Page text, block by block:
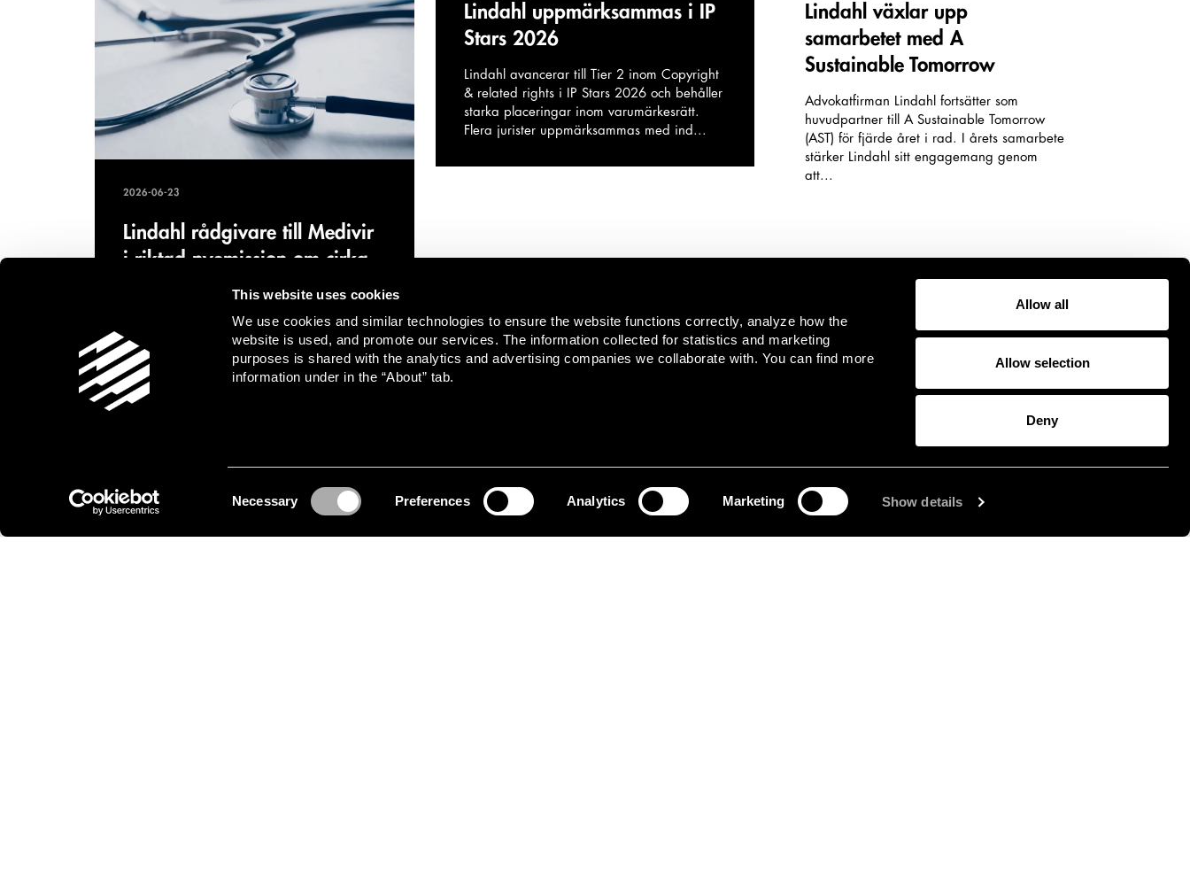
This website uses cookies
We use cookies and similar technologies to ensure the website functions correctly, analyze how the
website is used, and promote our services. The information collected for statistics and marketing
purposes is shared with the analytics and advertising companies we collaborate with. You can find more
information under in the “About” tab.
Necessary Preferences Analytics Marketing Show details
Allow all
Allow selection
Deny
Lindahl uppmärksammas i IP
Stars 2026
Lindahl avancerar till Tier 2 inom Copyright
& related rights i IP Stars 2026 och behåller
starka placeringar inom varumärkesrätt.
Flera jurister uppmärksammas med ind...
Lindahl växlar upp
samarbetet med A
Sustainable Tomorrow
Advokatfirman Lindahl fortsätter som
huvudpartner till A Sustainable Tomorrow
(AST) för fjärde året i rad. I årets samarbete
stärker Lindahl sitt engagemang genom
att...
2026-06-23
Lindahl rådgivare till Medivir
i riktad nyemission om cirka
Lindahl agerade legal rådgivare till Medivir
vid övertecknad riktad nyemission om 140
MSEK för klinisk utveckling av
läkemedelskandidaten MIV-711.